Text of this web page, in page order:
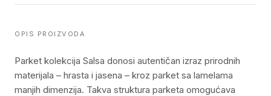
OPIS PROIZVODA
Parket kolekcija Salsa donosi autentičan izraz prirodnih
materijala – hrasta i jasena – kroz parket sa lamelama
manjih dimenzija. Takva struktura parketa omogućava